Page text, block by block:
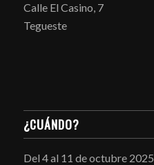
Calle El Casino, 7
Tegueste
¿CUÁNDO?
Del 4 al 11 de octubre 2025